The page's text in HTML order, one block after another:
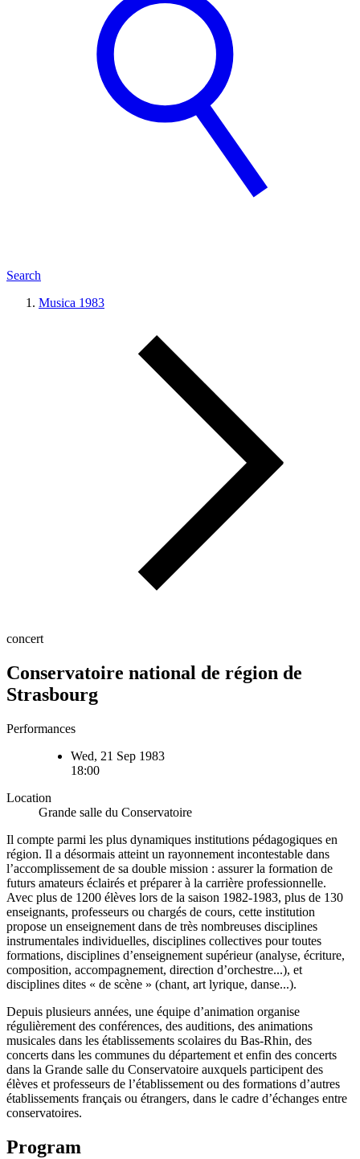
Search
Musica 1983
concert
Conservatoire national de région de
Strasbourg
Performances
Wed, 21 Sep 1983
18:00
Location
Grande salle du Conservatoire
Il compte parmi les plus dynamiques institutions pédagogiques en
région. Il a désormais atteint un rayonnement incontestable dans
l’accomplissement de sa double mission : assurer la formation de
futurs amateurs éclairés et préparer à la carrière professionnelle.
Avec plus de 1200 élèves lors de la saison 1982-1983, plus de 130
enseignants, professeurs ou chargés de cours, cette institution
propose un enseignement dans de très nombreuses disciplines
instrumentales individuelles, disciplines collectives pour toutes
formations, disciplines d’enseignement supérieur (analyse, écriture,
composition, accompagnement, direction d’orchestre...), et
disciplines dites « de scène » (chant, art lyrique, danse...).
Depuis plusieurs années, une équipe d’animation organise
régulièrement des conférences, des auditions, des animations
musicales dans les établissements scolaires du Bas-Rhin, des
concerts dans les communes du département et enfin des concerts
dans la Grande salle du Conservatoire auxquels participent des
élèves et professeurs de l’établissement ou des formations d’autres
établissements français ou étrangers, dans le cadre d’échanges entre
conservatoires.
Program